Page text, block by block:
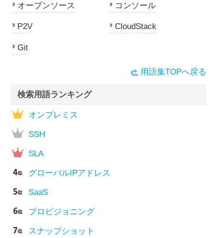
オープンソース コンソール
P2V CloudStack
Git
用語集TOPへ戻る
検索用語ランキング
オンプレミス
SSH
SLA
グローバルIPアドレス
SaaS
プロビジョニング
スナップショット